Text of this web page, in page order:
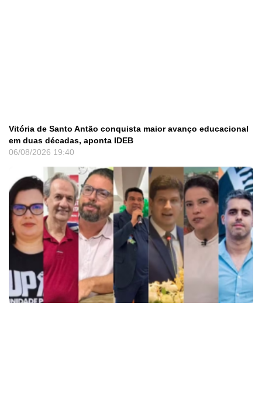
Vitória de Santo Antão conquista maior avanço educacional
em duas décadas, aponta IDEB
06/08/2026 19:40